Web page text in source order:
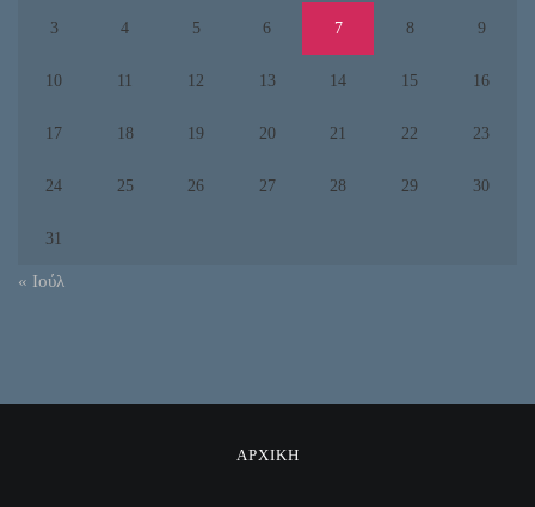
3 4 5 6 7 8 9
10 11 12 13 14 15 16
17 18 19 20 21 22 23
24 25 26 27 28 29 30
31
« Ιούλ
ΑΡΧΙΚΗ